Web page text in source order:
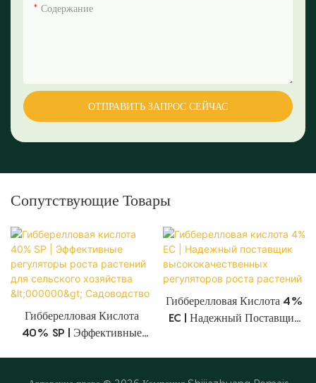
Содержание
ОТПРАВИТЬ ЗАПРОС СЕЙЧАС
Сопутствующие Товары
Гибберелловая Кислота
40% SP | Эффективные
Гибберелловая Кислота 4%
EC | Надежный Поставщик